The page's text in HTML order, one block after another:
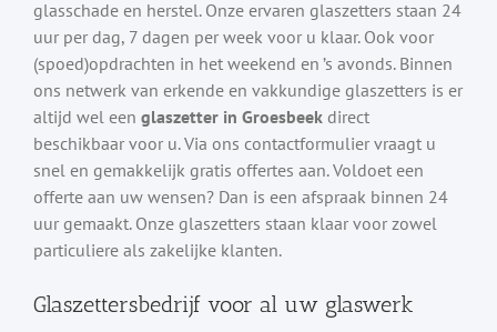
glasschade en herstel. Onze ervaren glaszetters staan 24
uur per dag, 7 dagen per week voor u klaar. Ook voor
(spoed)opdrachten in het weekend en ’s avonds. Binnen
ons netwerk van erkende en vakkundige glaszetters is er
altijd wel een glaszetter in Groesbeek direct
beschikbaar voor u. Via ons contactformulier vraagt u
snel en gemakkelijk gratis offertes aan. Voldoet een
offerte aan uw wensen? Dan is een afspraak binnen 24
uur gemaakt. Onze glaszetters staan klaar voor zowel
particuliere als zakelijke klanten.
Glaszettersbedrijf voor al uw glaswerk